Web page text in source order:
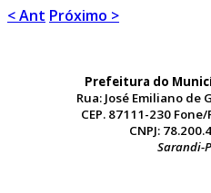
< Ant Próximo >
Prefeitura do
Rua: José Emiliano de
CEP. 87111-230
CNPJ:
Sarandi-